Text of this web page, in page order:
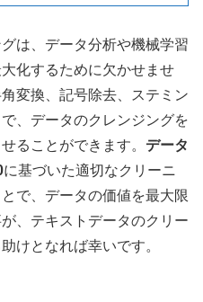
は、データ分析や機械学習
化するために欠かせませ
変換、記号除去、ステミン
、データのクレンジングを
ることができます。 データ
に基づいた適切なクリーニ
で、データの価値を最大限
、テキストデータのクリー
けとなれば幸いです。